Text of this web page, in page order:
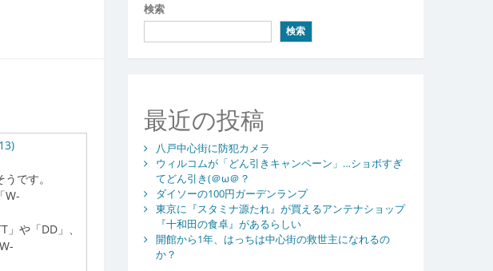
です。
W-
や「DD」、
検索
検索
最近の投稿
八戸中心街に防犯カメラ
ウィルコムが「どん引きキャンペーン」…ショボすぎ
てどん引き(＠ω＠？
ダイソーの100円ガーデンランプ
東京に『スタミナ源たれ』が買えるアンテナショップ
『十和田の食卓』があるらしい
開館から1年、はっちは中心街の救世主になれるの
か？